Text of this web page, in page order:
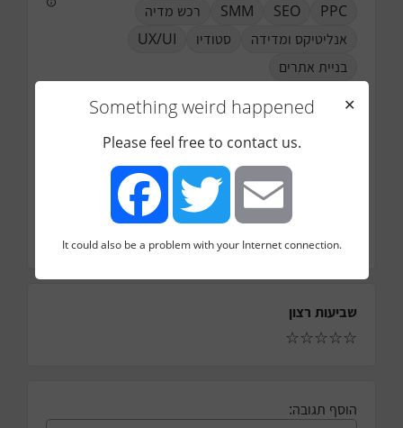
PPC
SEO
SMM
רכש מדיה
אנליטיקס ומדידה
סטודיו
UX/UI
בניית אתרים
כמה עובדים בחברה
כמה עובדים בדיגיטל מרקטינג
שביעות רצון
☆
☆
☆
☆
☆
הוסף תגובה:
Something weird happened
✕
Please feel free to contact us.
FacebookTwitter Email
It could also be a problem with your Internet connection.